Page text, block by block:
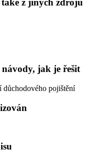
také z jiných zdrojů
návody, jak je řešit
důchodového pojištění